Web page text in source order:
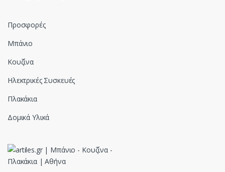
Προσφορές
Μπάνιο
Κουζίνα
Ηλεκτρικές Συσκευές
Πλακάκια
Δομικά Υλικά